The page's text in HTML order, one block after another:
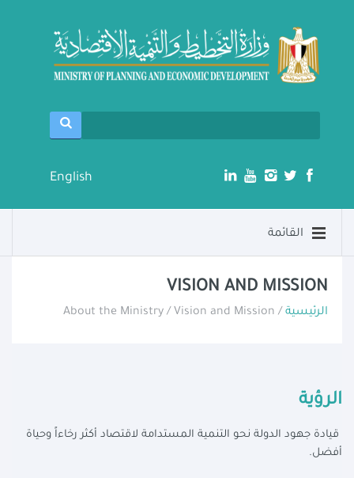
English
القائمة
VISION AND MISSION
الرئيسية / About the Ministry / Vision and Mission
الرؤية
قيادة جهود الدولة نحو التنمية المستدامة لاقتصاد أكثر رخاءاً وحياة
أفضل.